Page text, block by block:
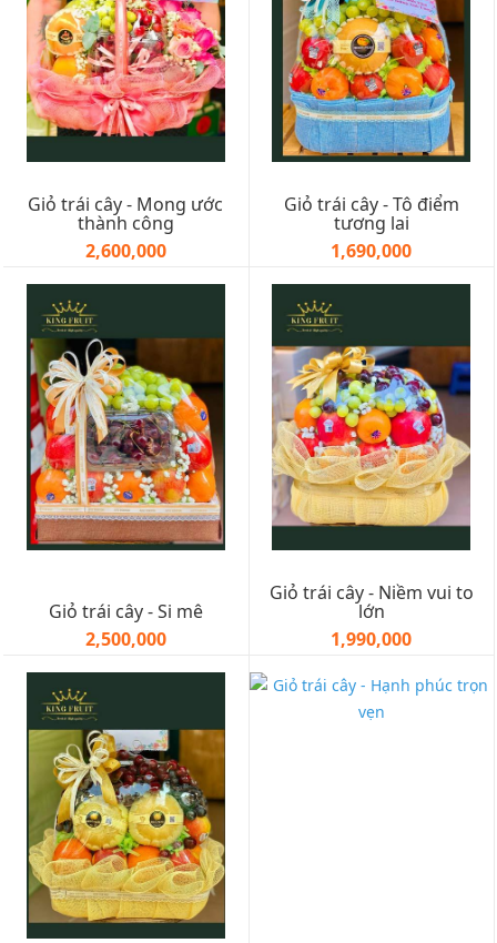
Giỏ trái cây - Mong ước
thành công
2,600,000
Giỏ trái cây - Tô điểm
tương lai
1,690,000
Giỏ trái cây - Si mê
2,500,000
Giỏ trái cây - Niềm vui to
lớn
1,990,000